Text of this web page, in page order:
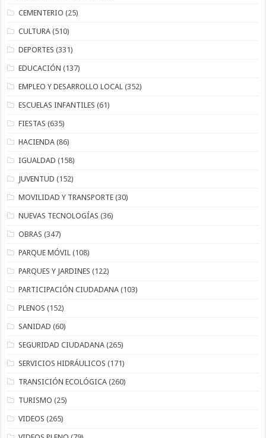
CEMENTERIO (25)
CULTURA (510)
DEPORTES (331)
EDUCACIÓN (137)
EMPLEO Y DESARROLLO LOCAL (352)
ESCUELAS INFANTILES (61)
FIESTAS (635)
HACIENDA (86)
IGUALDAD (158)
JUVENTUD (152)
MOVILIDAD Y TRANSPORTE (30)
NUEVAS TECNOLOGÍAS (36)
OBRAS (347)
PARQUE MÓVIL (108)
PARQUES Y JARDINES (122)
PARTICIPACIÓN CIUDADANA (103)
PLENOS (152)
SANIDAD (60)
SEGURIDAD CIUDADANA (265)
SERVICIOS HIDRÁULICOS (171)
TRANSICIÓN ECOLÓGICA (260)
TURISMO (25)
VIDEOS (265)